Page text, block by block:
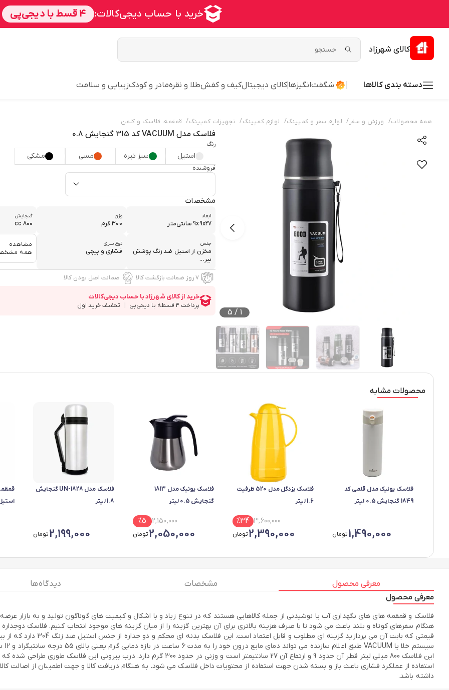
کالای شهرزاد
دسته بندی کالاها شگفت‌انگیزهاکالای دیجیتالکیف و کفشطلا و نقرهمادر و کودکزیبایی و سلامت
همه محصولات/ ورزش و سفر / لوازم سفر و کمپینگ/ لوازم کمپینگ/ تجهیزات کمپینگ/ قمقمه، فلاسک و کلمن
1
/
5
فلاسک مدل VACUUM کد 315 گنجایش 0.8
رنگ
استیل سبز تیره مسی مشکی
فروشنده
مشخصات
ابعاد
9x9x27 سانتی‌متر
وزن
300 گرم
گنجایش
800 cc
جنس
مخزن از استیل ضد زنگ پوشش
بیر...
نوع سری
فشاری و پیچی
مشاهده
همه
۷ روز ضمانت بازگشت کالا ضمانت اصل بودن کالا
محصولات مشابه
فلاسک یونیک مدل قلمی کد
1849 گنجایش 0.5 لیتر
1,490,000تومان
فلاسک یزدگل مدل 520 ظرفیت
1.6 لیتر
3,600,000
%34
2,390,000تومان
فلاسک یونیک مدل 1813
گنجایش 0.5 لیتر
2,150,000
%5
2,050,000تومان
فلاسک مدل UN-1828 گنجایش
1.8 لیتر
2,199,000تومان
استیل 700 میلی
معرفی محصول مشخصات
دیدگاه ها
معرفی محصول
فلاسک و قمقمه های های نگهداری آب یا نوشیدنی از جمله کالاهایی هستند که در تنوع زیاد و با اشکال و کیفیت های گوناگون تولید و به بازار
قیمتی که بابت آن می پردازید
این فلاسک 800 میلی لیتر قطر آن حدود 9 و ارتفاع آن 27 سانتیمتر است و وزنی در حدود 300
استفاده از عملکرد فشاری باعث باز و بسته شدن جهت استفاده از محتویات داخل فلاسک می شود. به هنگام دریافت کالا و جهت اطمینان از اصالت
داشته باشد.